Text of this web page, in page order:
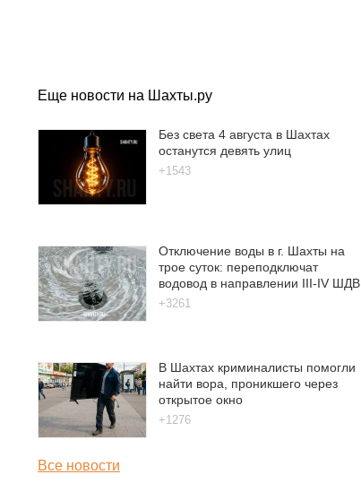
Еще новости на Шахты.ру
Без света 4 августа в Шахтах
останутся девять улиц
+1543
Отключение воды в г. Шахты на
трое суток: переподключат
водовод в направлении III-IV ШДВ
+3261
В Шахтах криминалисты помогли
найти вора, проникшего через
открытое окно
+1276
Все новости